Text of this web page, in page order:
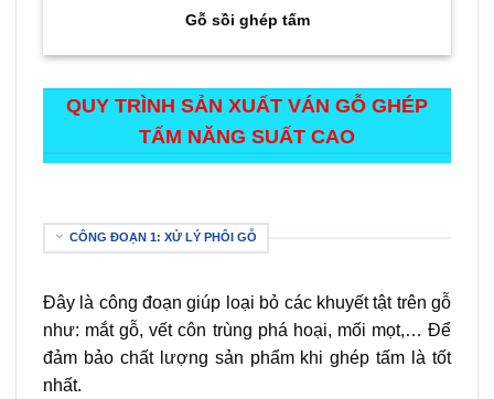
Gỗ sồi ghép tấm
QUY TRÌNH SẢN XUẤT VÁN GỖ GHÉP
TẤM NĂNG SUẤT CAO
CÔNG ĐOẠN 1: XỬ LÝ PHÔI GỖ
Đây là công đoạn giúp loại bỏ các khuyết tật trên gỗ
như: mắt gỗ, vết côn trùng phá hoại, mối mọt,… Để
đảm bảo chất lượng sản phẩm khi ghép tấm là tốt
nhất.